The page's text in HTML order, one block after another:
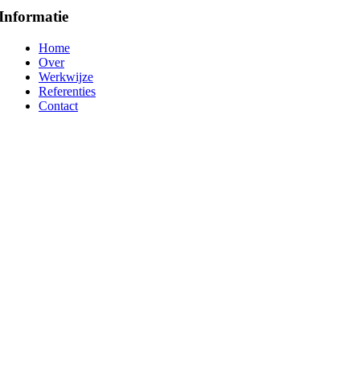
Home
Over
Werkwijze
Referenties
Contact